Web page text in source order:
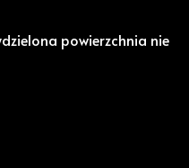
powierzchnia nie